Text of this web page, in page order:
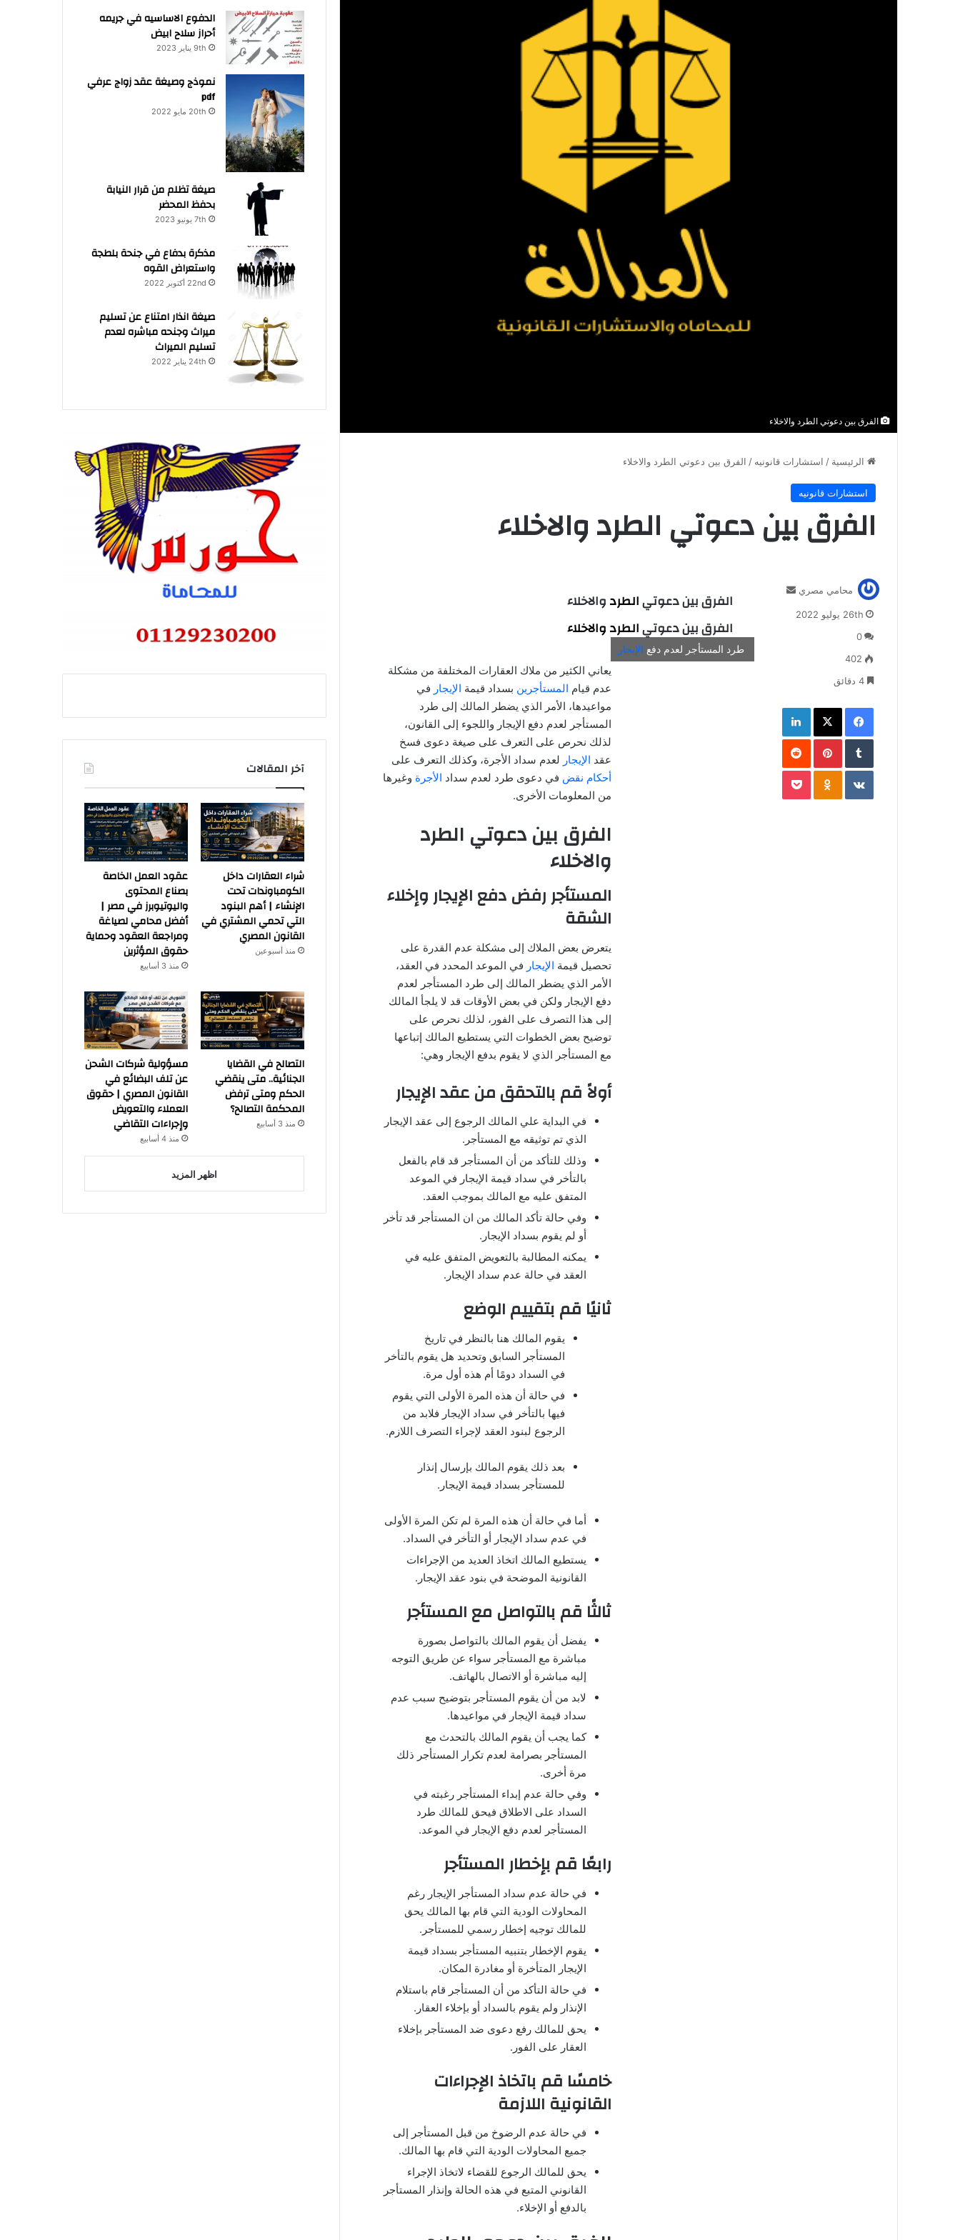
الفرق بين دعوتي الطرد والاخلاء
الرئيسية / استشارات قانونيه / الفرق بين دعوتي الطرد والاخلاء
استشارات قانونيه
الفرق بين دعوتي الطرد والاخلاء
الفرق بين دعوتيالطردوالاخلاء
الفرق بين دعوتيالطرد والاخلاء
طرد المستأجر لعدم دفع الإيجار
يعاني الكثير من ملاك العقارات المختلفة من مشكلة
عدم قيام المستأجرين بسداد قيمة الإيجار في
مواعيدها، الأمر الذي يضطر المالك إلى طرد
المستأجر لعدم دفع الإيجار واللجوء إلى القانون،
لذلك نحرص على التعرف على صيغة دعوى فسخ
عقد الإيجار لعدم سداد الأجرة، وكذلك التعرف على
أحكام نقض في دعوى طرد لعدم سداد الأجرة وغيرها
من المعلومات الأخرى.
الفرق بين دعوتي الطرد
والاخلاء
المستأجر رفض دفع الإيجار وإخلاء
الشقة
يتعرض بعض الملاك إلى مشكلة عدم القدرة على
تحصيل قيمة الإيجار في الموعد المحدد في العقد،
الأمر الذي يضطر المالك إلى طرد المستأجر لعدم
دفع الإيجار ولكن في بعض الأوقات قد لا يلجأ المالك
إلى هذا التصرف على الفور، لذلك نحرص على
توضيح بعض الخطوات التي يستطيع المالك إتباعها
مع المستأجر الذي لا يقوم بدفع الإيجار وهي:
أولاً قم بالتحقق من عقد الإيجار
في البداية علي المالك الرجوع إلى عقد الإيجار
الذي تم توثيقه مع المستأجر.
وذلك للتأكد من أن المستأجر قد قام بالفعل
بالتأخر في سداد قيمة الإيجار في الموعد
المتفق عليه مع المالك بموجب العقد.
وفي حالة تأكد المالك من ان المستأجر قد تأخر
أو لم يقوم بسداد الإيجار.
يمكنه المطالبة بالتعويض المتفق عليه في
العقد في حالة عدم سداد الإيجار.
ثانيًا قم بتقييم الوضع
يقوم المالك هنا بالنظر في تاريخ
المستأجر السابق وتحديد هل يقوم بالتأخر
في السداد دومًا أم هذه أول مرة.
في حالة أن هذه المرة الأولى التي يقوم
فيها بالتأخر في سداد الإيجار فلابد من
الرجوع لبنود العقد لإجراء التصرف اللازم.
بعد ذلك يقوم المالك بإرسال إنذار
للمستأجر بسداد قيمة الإيجار.
أما في حالة أن هذه المرة لم تكن المرة الأولى
في عدم سداد الإيجار أو التأخر في السداد.
يستطيع المالك اتخاذ العديد من الإجراءات
القانونية الموضحة في بنود عقد الإيجار.
ثالثًا قم بالتواصل مع المستأجر
يفضل أن يقوم المالك بالتواصل بصورة
مباشرة مع المستأجر سواء عن طريق التوجه
إليه مباشرة أو الاتصال بالهاتف.
لابد من أن يقوم المستأجر بتوضيح سبب عدم
سداد قيمة الإيجار في مواعيدها.
كما يجب أن يقوم المالك بالتحدث مع
المستأجر بصرامة لعدم تكرار المستأجر ذلك
مرة أخرى.
وفي حالة عدم إبداء المستأجر رغبته في
السداد على الاطلاق فيحق للمالك طرد
المستأجر لعدم دفع الإيجار في الموعد.
رابعًا قم بإخطار المستأجر
في حالة عدم سداد المستأجر الإيجار رغم
المحاولات الودية التي قام بها المالك يحق
للمالك توجيه إخطار رسمي للمستأجر.
يقوم الإخطار بتنبيه المستأجر بسداد قيمة
الإيجار المتأخرة أو مغادرة المكان.
في حالة التأكد من أن المستأجر قام باستلام
الإنذار ولم يقوم بالسداد أو بإخلاء العقار.
يحق للمالك رفع دعوى ضد المستأجر بإخلاء
العقار على الفور.
خامسًا قم باتخاذ الإجراءات
القانونية اللازمة
في حالة عدم الرضوخ من قبل المستأجر إلى
جميع المحاولات الودية التي قام بها المالك.
يحق للمالك الرجوع للقضاء لاتخاذ الإجراء
القانوني المتبع في هذه الحالة وإنذار المستأجر
بالدفع أو الإخلاء.
محامي مصري
ا
ل
ت
و
26th يوليو 2022
0
402
فيسبوك ‫X
‏Tumblr بينتيريست
‏VKontakte
الدفوع الاساسيه في جريمه
أحراز سلاح ابيض
9th يناير 2023
نموذج وصيغة عقد زواج عرفي
pdf
20th مايو 2022
صيغة تظلم من قرار النيابة
بحفظ المحضر
7th يونيو 2023
مذكرة بدفاع في جنحة بلطجة
واستعراض القوه
22nd أكتوبر 2022
صيغة انذار امتناع عن تسليم
ميراث وجنحه مباشره لعدم
تسليم الميراث
24th يناير 2022
آخر المقالات
شراء العقارات داخل
الكومباوندات تحت
الإنشاء | أهم البنود
التي تحمي المشتري في
القانون المصري
منذ أسبوعين
عقود العمل الخاصة
بصناع المحتوى
واليوتيوبرز في مصر |
أفضل محامي لصياغة
ومراجعة العقود وحماية
حقوق المؤثرين
منذ 3 أسابيع
التصالح في القضايا
الجنائية.. متى ينقضي
الحكم ومتى ترفض
المحكمة التصالح؟
منذ 3 أسابيع
مسؤولية شركات الشحن
عن تلف البضائع في
القانون المصري | حقوق
العملاء والتعويض
وإجراءات التقاضي
منذ 4 أسابيع
اظهر المزيد